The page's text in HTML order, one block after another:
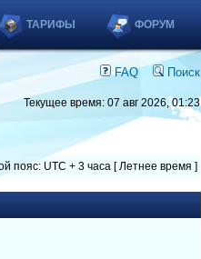
ТАРИФЫ ФОРУМ
FAQ Поиск
Текущее время: 07 авг 2026, 01:23
пояс: UTC + 3 часа [ Летнее время ]